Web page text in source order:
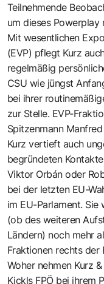
Teilnehmende
um dieses
Mit wesentlichen
(EVP) pflegt Kurz
regelmäßig
CSU wie jüngst
bei ihrer
zur Stelle. EVP-
Spitzenmann Manfred
Kurz vertieft auch
begründeten
Viktor Orbán oder
bei der letzten EU-
im EU-Parlament. Sie
(ob des weiteren
Ländern) noch mehr
Fraktionen rechts der
Woher nehmen Kurz
Kickls FPÖ bei ihrem